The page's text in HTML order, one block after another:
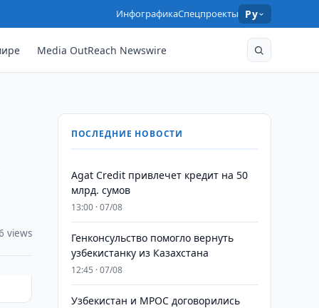
ИнфографикаСпецпроекты Ру
Media OutReach Newswire
views
ПОСЛЕДНИЕ НОВОСТИ
Agat Credit привлечет кредит на 50
млрд. сумов
13:00 · 07/08
Генконсульство помогло вернуть
узбекистанку из Казахстана
12:45 · 07/08
Узбекистан и MPOC договорились